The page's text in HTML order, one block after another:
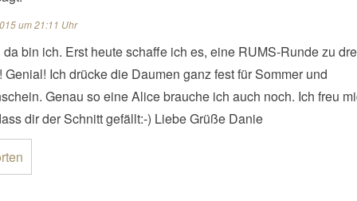
um 21:11 Uhr
bin ich. Erst heute schaffe ich es, eine RUMS-Runde zu
Genial! Ich drücke die Daumen ganz fest für Sommer und
Genau so eine Alice brauche ich auch noch. Ich freu
dir der Schnitt gefällt:-) Liebe Grüße Danie